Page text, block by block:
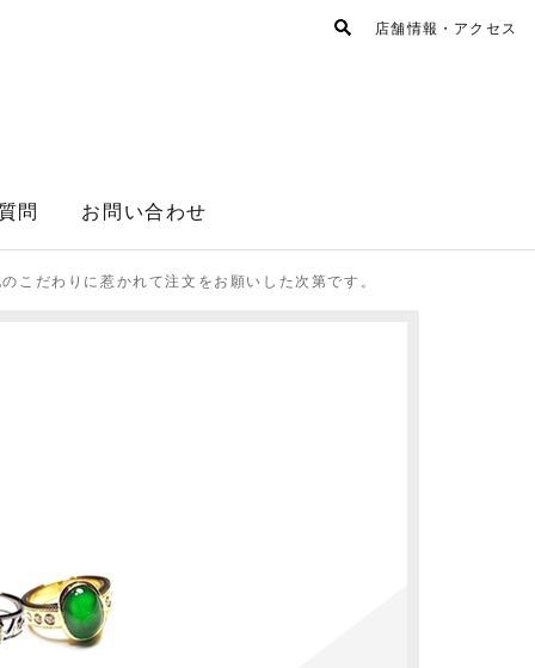
店舗情報・アクセス
問 お問い合わせ
こだわりに惹かれて注文をお願いした次第です。